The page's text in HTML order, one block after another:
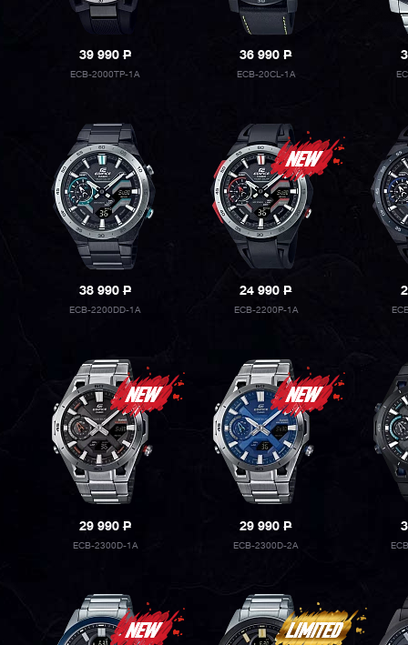
39 990P
ECB-2000TP-1A
36 990P
ECB-20CL-1A
38 990P
ECB-2200DD-1A
24 990P
ECB-2200P-1A
29 990P
ECB-2300D-1A
29 990P
ECB-2300D-2A